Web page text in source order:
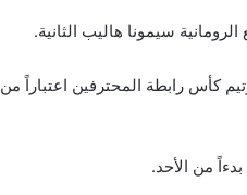
سيمونا هاليب الثانية.
كأس رابطة المحترفين اعتباراً من
من الأحد.